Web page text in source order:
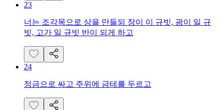
23
너는 조각목으로 상을 만들되 장이 이 규빗, 광이 일 규
빗, 고가 일 규빗 반이 되게 하고
24
정금으로 싸고 주위에 금테를 두르고